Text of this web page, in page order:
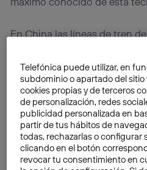
En China las líneas de tren
país ha apostado por este
conectar sus centros
de alta velocidad más
20.000 kilómetros, que en
30.000 kilómetros y diez
previsiones arrojan una cifra
es que la investigación no
Telefónica puede utilizar, en
subdominio o apartado del
cookies propias y de terceros
de personalización, redes
publicidad personalizada en
partir de tus hábitos de
todas, rechazarlas o
clicando en el botón
revocar tu consentimiento en